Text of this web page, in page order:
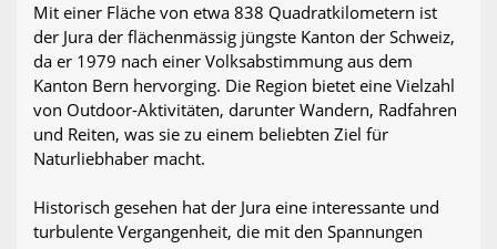
Mit einer Fläche von etwa 838 Quadratkilometern ist
der Jura der flächenmässig jüngste Kanton der Schweiz,
da er 1979 nach einer Volksabstimmung aus dem
Kanton Bern hervorging. Die Region bietet eine Vielzahl
von Outdoor-Aktivitäten, darunter Wandern, Radfahren
und Reiten, was sie zu einem beliebten Ziel für
Naturliebhaber macht.
Historisch gesehen hat der Jura eine interessante und
turbulente Vergangenheit, die mit den Spannungen